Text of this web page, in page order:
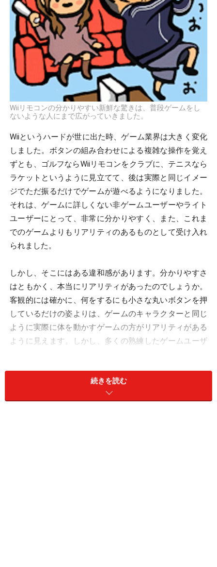
Wiiリモコンの分かりやすい新鮮な驚きは、普段ゲームをし
ないような人にまで広がっていきました。
Wiiというハードが世に出た時、ゲーム業界は大きく変化
しました。ボタンの組み合わせによる複雑な操作を覚え
ずとも、ゴルフならWiiリモコンをクラブに、テニスなら
ラケットというように見立てて、後は実際と同じイメー
ジでただ振るだけでゲームが遊べるようになりました。
それは、ゲームに詳しくない非ゲームユーザーやライト
ユーザーにとって、非常に分かりやすく、また、これま
でのゲームよりもリアリティのあるものとして受け入れ
られました。
しかし、そこにはある違和感があります。分かりやすさ
はともかく、本当にリアリティがあったのでしょうか。
客観的には確かに、何をするにも小さな丸いボタンを押
しているだけの姿よりは、ゲームのキャラクターと同じ
ように実際に体を動かすゲームの方がリアリティがある
ように見えます。しかし、多くの熟練したゲームユーザ
続きを読む